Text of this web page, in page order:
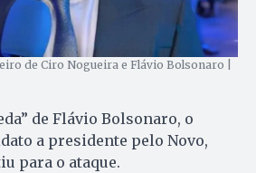
de Ciro Nogueira e Flávio Bolsonaro |
de Flávio Bolsonaro, o
a presidente pelo Novo,
para o ataque.